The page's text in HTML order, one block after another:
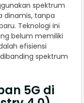
spektrum
dinamis, tanpa
Teknologi ini
belum memiliki
efisiensi
spektrum
5G di